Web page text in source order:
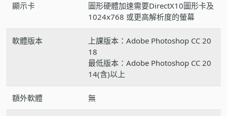
顯示卡
圖形硬體加速需要DirectX10圖形卡及
1024x768 或更高解析度的螢幕
軟體版本
上課版本：Adobe Photoshop CC 20
18
最低版本：Adobe Photoshop CC 20
14(含)以上
額外軟體 無